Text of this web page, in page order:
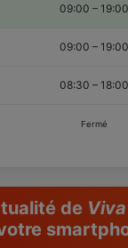
09:00 – 19:00
09:00 – 19:00
08:30 – 18:00
Fermé
de